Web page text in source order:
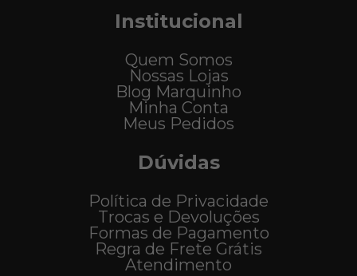
Institucional
Quem Somos
Nossas Lojas
Blog Marquinho
Minha Conta
Meus Pedidos
Dúvidas
Política de Privacidade
Trocas e Devoluções
Formas de Pagamento
Regra de Frete Grátis
Atendimento